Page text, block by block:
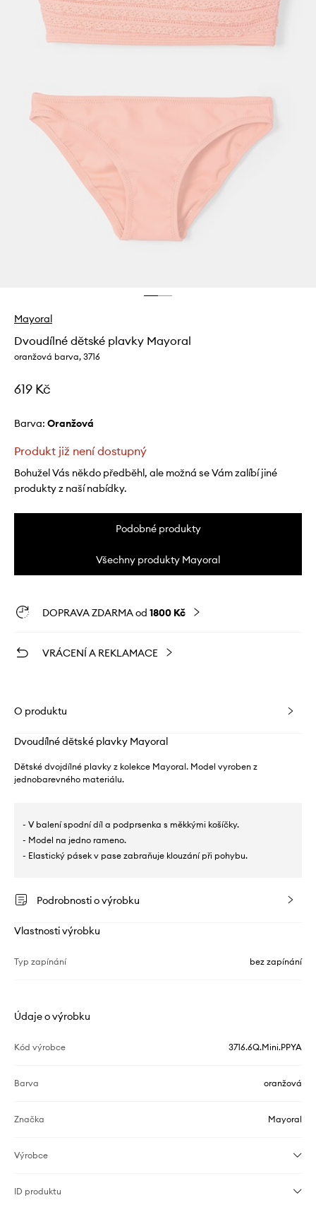
Mayoral
Dvoudílné dětské plavky Mayoral
oranžová barva, 3716
619 Kč
Barva: oranžová
Produkt již není dostupný
Bohužel Vás někdo předběhl, ale možná se Vám zalíbí jiné
produkty z naší nabídky.
Podobné produkty
Všechny produkty Mayoral
DOPRAVA ZDARMA od 1800 Kč
VRÁCENÍ A REKLAMACE
O produktu
Dvoudílné dětské plavky Mayoral
Dětské dvojdílné plavky z kolekce Mayoral. Model vyroben z
jednobarevného materiálu.
- V balení spodní díl a podprsenka s měkkými košíčky.
- Model na jedno rameno.
- Elastický pásek v pase zabraňuje klouzání při pohybu.
Podrobnosti o výrobku
Vlastnosti výrobku
Typ zapínání bez zapínání
Údaje o výrobku
Kód výrobce 3716.6Q.Mini.PPYA
Barva oranžová
Značka Mayoral
Výrobce
ID produktu